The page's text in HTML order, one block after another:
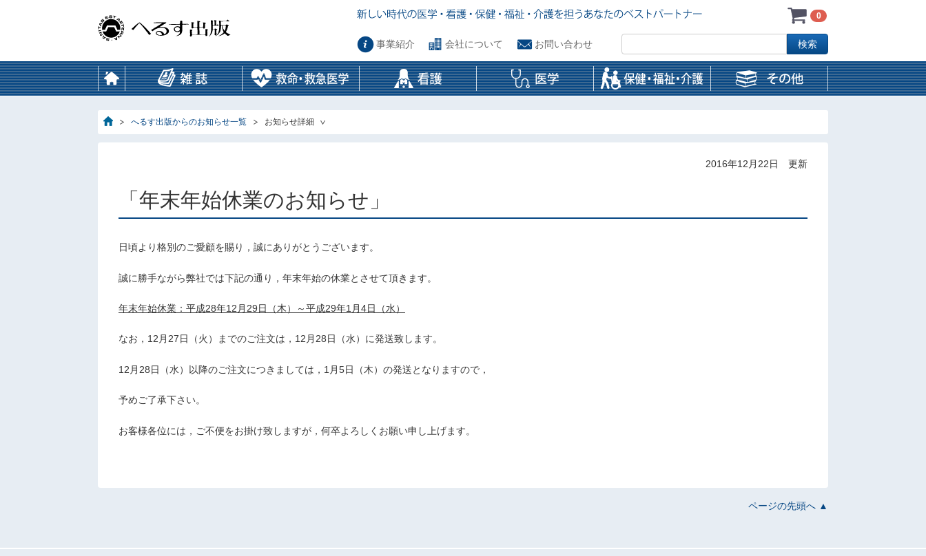
0
事業紹介 会社について お問い合わせ
へるす出版からのお知らせ一覧 お知らせ詳細
2016年12月22日 更新
「年末年始休業のお知らせ」
日頃より格別のご愛顧を賜り，誠にありがとうございます。
誠に勝手ながら弊社では下記の通り，年末年始の休業とさせて頂きます。
年末年始休業：平成28年12月29日（木）～平成29年1月4日（水）
なお，12月27日（火）までのご注文は，12月28日（水）に発送致します。
12月28日（水）以降のご注文につきましては，1月5日（木）の発送となりますので，
予めご了承下さい。
お客様各位には，ご不便をお掛け致しますが，何卒よろしくお願い申し上げます。
ページの先頭へ ▲